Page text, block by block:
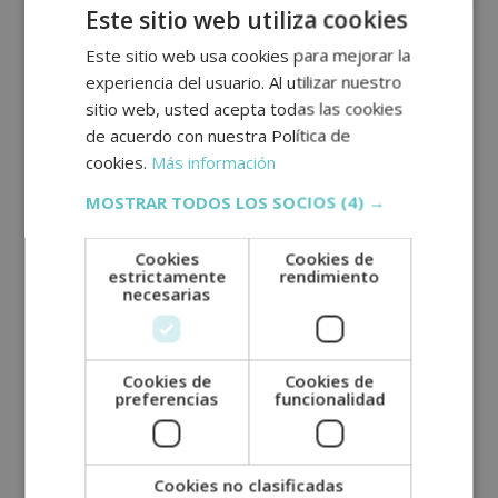
copa se hierve al empezar y acabar el ciclo. Y durante
el periodo de la regla basta solo con limpiarla con
agua.
Compresas de tela y bragas
menstruales
La oferta de compresas de tela y bragas
menstruales es cada vez mayor. Son opciones muy
Además, hay de todos los tamaños, para cada
momento del ciclo. Cuentan con sistemas que evitan
humedades, tienen una absorbencia máxima y un
tejido que evita olores.
Se aconseja dejarlas en remojo en agua fría durante
dos o tres horas. Después lavarlas a mano o
meterlas en la lavadora, con un máximo de 30
grados. Se deben evitar detergentes fuertes, lejías o
suavizantes ya que pueden genera irritaciones si no
Este sitio web utiliza cookies
Este sitio web usa cookies para mejorar la
experiencia del usuario. Al utilizar nuestro
sitio web, usted acepta todas las cookies
de acuerdo con nuestra Política de
cookies. Más información
MOSTRAR TODOS LOS SOCIOS (4) →
Cookies
estrictamente
necesarias
Cookies de
rendimiento
Cookies de
preferencias
Cookies de
funcionalidad
Cookies no clasificadas